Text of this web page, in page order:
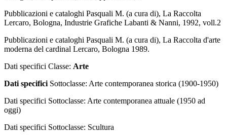
Pubblicazioni e cataloghi Pasquali M. (a cura di), La Raccolta
Lercaro, Bologna, Industrie Grafiche Labanti & Nanni, 1992, voll.2
Pubblicazioni e cataloghi Pasquali M. (a cura di), La Raccolta d'arte
moderna del cardinal Lercaro, Bologna 1989.
Dati specifici Classe: Arte
Dati specifici Sottoclasse: Arte contemporanea storica (1900-1950)
Dati specifici Sottoclasse: Arte contemporanea attuale (1950 ad
oggi)
Dati specifici Sottoclasse: Scultura